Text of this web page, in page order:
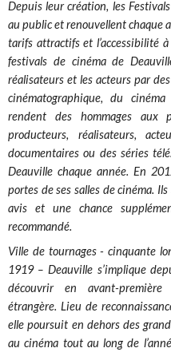
Depuis leur création, les
au public et renouvellent chaque
tarifs attractifs et l’accessibilité
festivals de cinéma de
réalisateurs et les acteurs par
cinématographique, du
rendent des hommages aux
producteurs, réalisateurs,
documentaires ou des séries
Deauville chaque année. En
portes de ses salles de cinéma.
avis et une chance
recommandé.
Ville de tournages - cinquante
1919 – Deauville s’implique
découvrir en avant-première
étrangère. Lieu de
elle poursuit en dehors des
au cinéma tout au long de